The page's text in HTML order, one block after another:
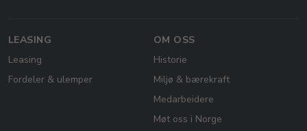
LEASING
Leasing
Fordeler & ulemper
OM OSS
Historie
Miljø & bærekraft
Medarbeidere
Møt oss i Norge